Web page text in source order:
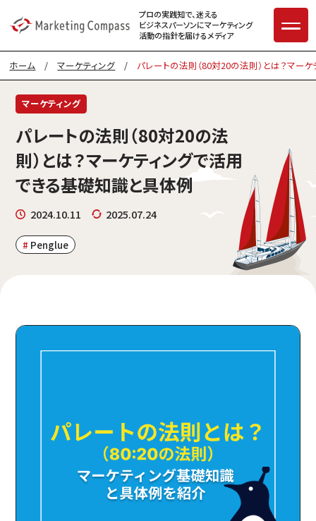
プロの実践知で、迷える
ビジネスパーソンにマーケティング
活動の指針を届けるメディア
ホーム /マーケティング / パレートの法則（80対20の法則）とは？マー
マーケティング
パレートの法則（80対20の法
則）とは？マーケティングで活用
できる基礎知識と具体例
2024.10.11 2025.07.24
Penglue